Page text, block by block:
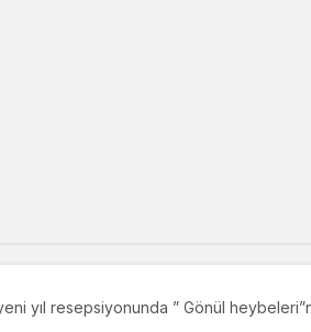
yıl resepsiyonunda ” Gönül